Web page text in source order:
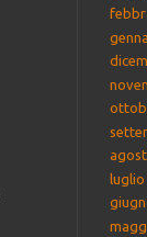
luglio